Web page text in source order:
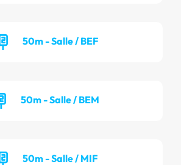
50m - Salle / BEF
50m - Salle / BEM
50m - Salle / MIF